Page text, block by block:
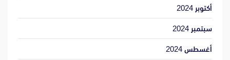
أكتوبر 2024
سبتمبر 2024
أغسطس 2024